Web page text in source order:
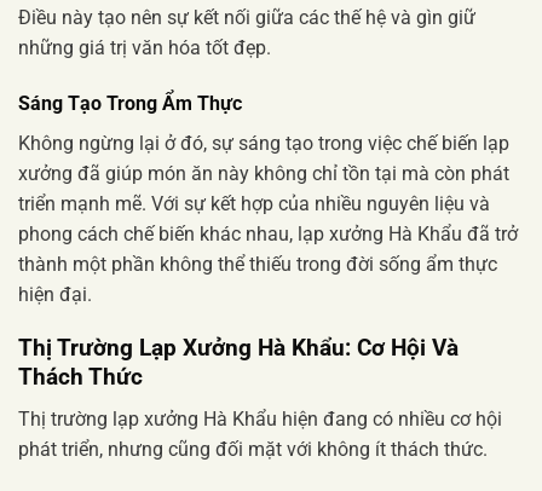
Điều này tạo nên sự kết nối giữa các thế hệ và gìn giữ
những giá trị văn hóa tốt đẹp.
Sáng Tạo Trong Ẩm Thực
Không ngừng lại ở đó, sự sáng tạo trong việc chế biến lạp
xưởng đã giúp món ăn này không chỉ tồn tại mà còn phát
triển mạnh mẽ. Với sự kết hợp của nhiều nguyên liệu và
phong cách chế biến khác nhau, lạp xưởng Hà Khẩu đã trở
thành một phần không thể thiếu trong đời sống ẩm thực
hiện đại.
Thị Trường Lạp Xưởng Hà Khẩu: Cơ Hội Và
Thách Thức
Thị trường lạp xưởng Hà Khẩu hiện đang có nhiều cơ hội
phát triển, nhưng cũng đối mặt với không ít thách thức.